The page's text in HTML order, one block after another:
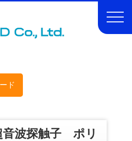
ド
音波探触子 ポリ